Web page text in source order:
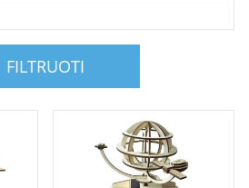
FILTRUOTI